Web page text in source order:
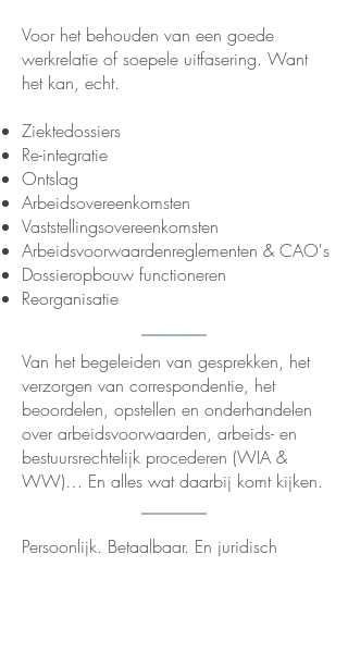
Voor het behouden van een goede
werkrelatie of soepele uitfasering. Want
het kan, echt.
Ziektedossiers
Re-integratie
Ontslag
Arbeidsovereenkomsten
Vaststellingsovereenkomsten
Arbeidsvoorwaardenreglementen & CAO's
Dossieropbouw functioneren
Reorganisatie
Van het begeleiden van gesprekken, het
verzorgen van correspondentie, het
beoordelen, opstellen en onderhandelen
over arbeidsvoorwaarden, arbeids- en
bestuursrechtelijk procederen (WIA &
WW)… En alles wat daarbij komt kijken.
Persoonlijk. Betaalbaar. En juridisch